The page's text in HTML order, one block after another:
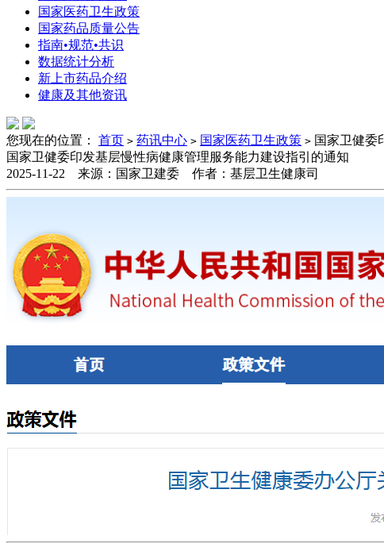
国家医药卫生政策
国家药品质量公告
指南•规范•共识
数据统计分析
新上市药品介绍
健康及其他资讯
您现在的位置： 首页 > 药讯中心 > 国家医药卫生政策 > 国家卫健委
国家卫健委印发基层慢性病健康管理服务能力建设指引的通知
2025-11-22 来源：国家卫建委 作者：基层卫生健康司